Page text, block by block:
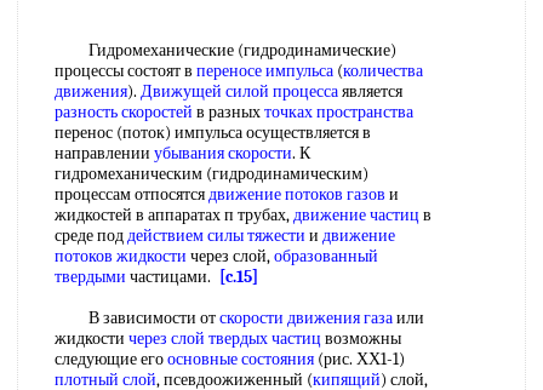
Гидромеханические (гидродинамические)
процессы состоят в переносе импульса (количества
движения). Движущей силой процессаявляется
разность скоростей в разныхточках пространства
перенос (поток) импульса осуществляется в
направлении убывания скорости. К
гидромеханическим (гидродинамическим)
процессам отпосятсядвижение потоков газов и
жидкостей в аппаратах п трубах,движение частиц в
среде поддействием силы тяжести и движение
потоков жидкости через слой,образованный
твердыми частицами.
[c.15]
В зависимости отскорости движения газаили
жидкости через слой твердых частиц возможны
следующие егоосновные состояния (рис. ХХ1-1)
плотный слой, псевдоожиженный (кипящий) слой,